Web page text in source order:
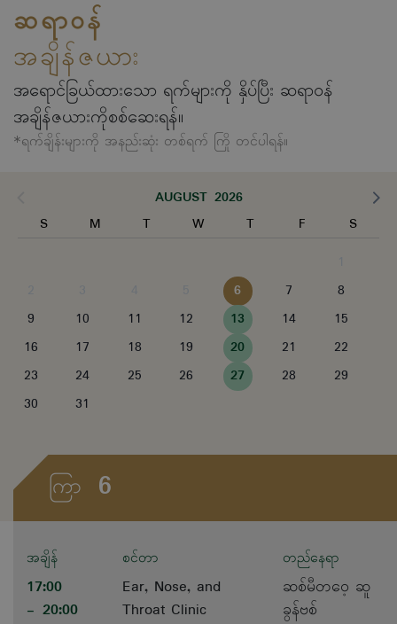
ဆရာဝန်
အချိန်ဇယား
အရောင်ခြယ်ထားသော ရက်များကို နှိပ်ပြီး ဆရာဝန်
အချိန်ဇယားကိုစစ်ဆေးရန်။
*ရက်ချိန်းများကို အနည်းဆုံး တစ်ရက် ကြို တင်ပါရန်။
AUGUST 2026
S
M T W T F
S
6 7
8
9
10 11 12 13 14
15
16
17 18 19 20 21
22
23
24 25 26 27 28
29
30
31
ကြာ 6
အချိန် စင်တာ တည်နေရာ
17:00
- 20:00
Ear, Nose, and
Throat Clinic
ဆစ်မီတဝေ့ ဆူ
ခွန်ဗစ်